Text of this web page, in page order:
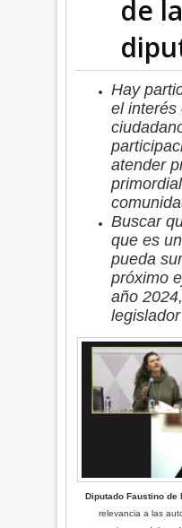
de
Hay
el interés
atender
Buscar
que es
pueda
próximo
año
Diputado Faustino de
relevancia a las